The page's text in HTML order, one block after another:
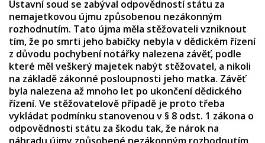
Ústavní soud se zabýval odpovědností státu za
nemajetkovou újmu způsobenou nezákonným
rozhodnutím. Tato újma měla stěžovateli vzniknout
tím, že po smrti jeho babičky nebyla v dědickém řízení
z důvodu pochybení notářky nalezena závěť, podle
které měl veškerý majetek nabýt stěžovatel, a nikoli
na základě zákonné posloupnosti jeho matka. Závěť
byla nalezena až mnoho let po ukončení dědického
řízení. Ve stěžovatelově případě je proto třeba
vykládat podmínku stanovenou v § 8 odst. 1 zákona o
odpovědnosti státu za škodu tak, že nárok na
náhradu újmy způsobené nezákonným rozhodnutím